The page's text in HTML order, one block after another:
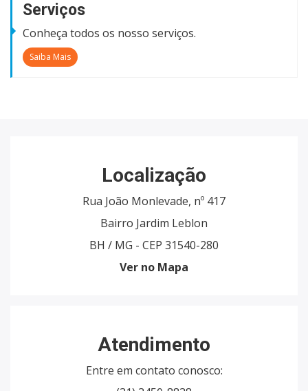
Serviços
Conheça todos os nosso serviços.
Saiba Mais
Localização
Rua João Monlevade, nº 417
Bairro Jardim Leblon
BH / MG - CEP 31540-280
Ver no Mapa
Atendimento
Entre em contato conosco: